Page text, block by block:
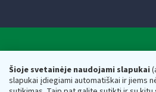
Šioje svetainėje naudojami slapukai
slapukai įdiegiami automatiškai ir jiems
Respublikos finansų
Biudžetinė įstaiga. Juridinio asmens